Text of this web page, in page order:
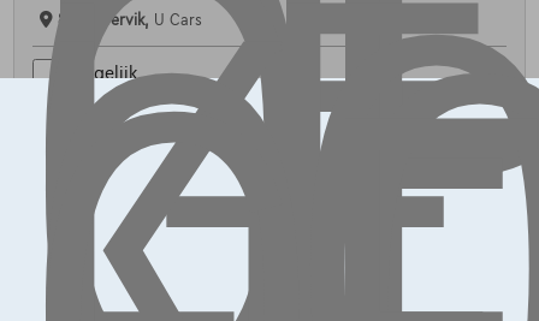
8940 Wervik, U Cars
Vergelijk
Bekijk wagen